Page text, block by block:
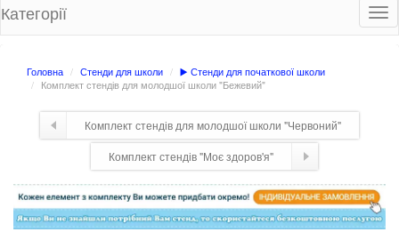
Категорії
Головна Стенди для школи
▶️ Стенди для початкової школи
Комплект стендів для молодшої школи "Бежевий"
Комплект стендів для молодшої школи "Червоний"
Комплект стендів "Моє здоров'я"